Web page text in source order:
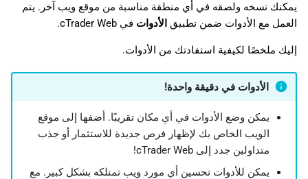
Tiếng Việt
Deutsch
Français
يمكنك نسخه ولصقه في أي منطقة مناسبة من موقع ويب آخر. يتم
العمل مع الأدوات ضمن تطبيق الأدوات في cTrader Web.
إليك ملخصًا لكيفية استفادتك من الأدوات.
الأدوات في دقيقة واحدة!
يمكن وضع الأدوات في أي مكان تقريبًا. أضفها إلى موقع
الويب الخاص بك لإظهار فرص جديدة للاستثمار أو جذب
متداولين جدد إلى cTrader Web!
يمكن للأدوات تحسين أي مورد ويب تمتلكه بشكل كبير. مع